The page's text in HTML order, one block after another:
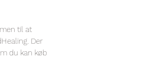
til at
Der
du kan køb